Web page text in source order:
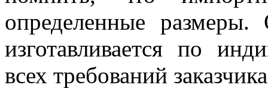
определенные размеры.
изготавливается по
всех требований